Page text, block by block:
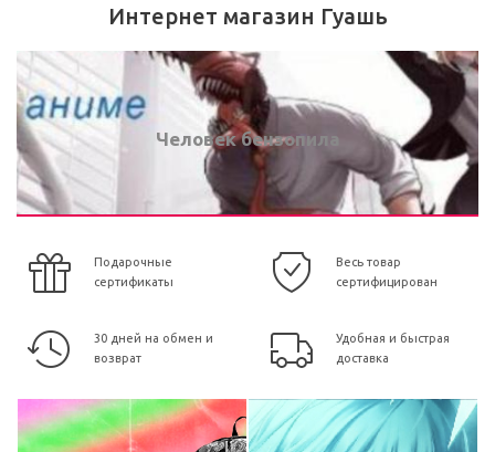
Интернет магазин Гуашь
Человек бензопила
Подарочные
сертификаты
Весь товар
сертифицирован
30 дней на обмен и
возврат
Удобная и быстрая
доставка